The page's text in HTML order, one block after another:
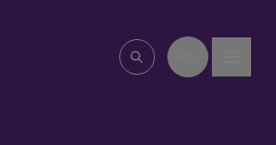
Wpisz, czego